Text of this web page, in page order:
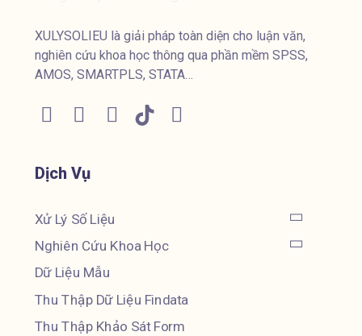
XULYSOLIEU là giải pháp toàn diện cho luận văn,
nghiên cứu khoa học thông qua phần mềm SPSS,
AMOS, SMARTPLS, STATA…
Dịch Vụ
Xử Lý Số Liệu
Nghiên Cứu Khoa Học
Dữ Liệu Mẫu
Thu Thập Dữ Liệu Findata
Thu Thập Khảo Sát Form